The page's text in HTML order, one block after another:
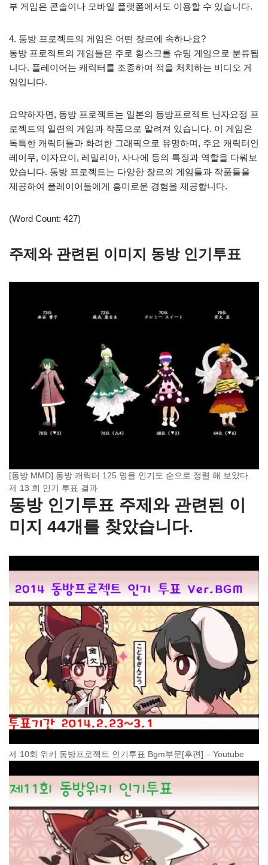
부 게임은 콘솔이나 모바일 플랫폼에서도 이용할 수 있습니다.
4. 동방 프로젝트의 게임은 어떤 장르에 속하나요?
동방 프로젝트의 게임들은 주로 횡스크롤 슈팅 게임으로 분류됩
니다. 플레이어는 캐릭터를 조종하여 적을 처치하는 비디오 게
임입니다.
요약하자면, 동방 프로젝트는 일본의 동방프로젝트 닌자요정 프
로젝트의 일련의 게임과 작품으로 알려져 있습니다. 이 게임은
독특한 캐릭터들과 화려한 그래픽으로 유명하며, 주요 캐릭터인
레이무, 이자요이, 레밀리아, 사나에 등의 특징과 역할을 다뤄보
았습니다. 동방 프로젝트는 다양한 장르의 게임들과 작품들을
제공하여 플레이어들에게 흥미로운 경험을 제공합니다.
(Word Count: 427)
주제와 관련된 이미지 동방 인기투표
[동방 MMD] 동방 캐릭터 125 명을 인기도 순으로 정렬 해 보았다.
제 13 회 인기 투표 결과
동방 인기투표 주제와 관련된 이
미지 44개를 찾았습니다.
제 10회 위키 동방프로젝트 인기투표 Bgm부문[후편] – Youtube